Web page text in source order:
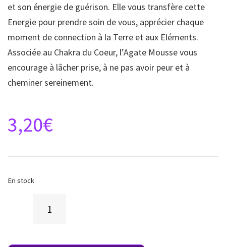
et son énergie de guérison. Elle vous transfère cette
Energie pour prendre soin de vous, apprécier chaque
moment de connection à la Terre et aux Eléments.
Associée au Chakra du Coeur, l’Agate Mousse vous
encourage à lâcher prise, à ne pas avoir peur et à
cheminer sereinement.
3,20€
En stock